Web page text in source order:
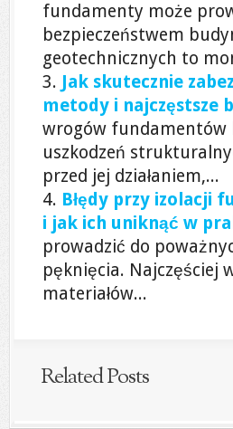
fundamenty może
bezpieczeństwem
geotechnicznych to
Jak skutecznie
metody i najczęstsze
wrogów fundamentów
uszkodzeń
przed jej działaniem,...
Błędy przy izolacji
i jak ich uniknąć w
prowadzić do
pęknięcia. Najczęściej
materiałów...
Related Posts